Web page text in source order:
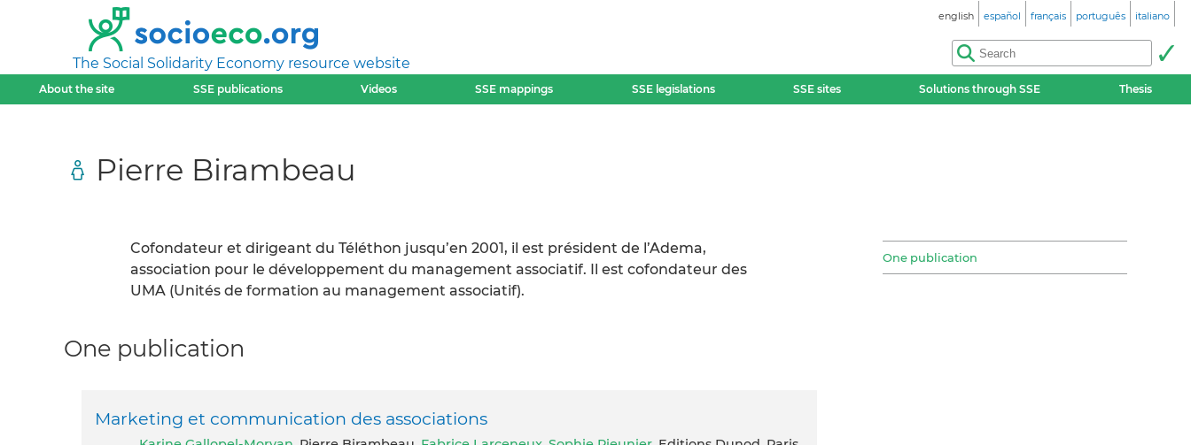
The Social Solidarity Economy resource website
english español français português italiano
About the site SSE publications Videos SSE mappings SSE legislations SSE sites Solutions through SSE Thesis
Pierre Birambeau
Cofondateur et dirigeant du Téléthon jusqu’en 2001, il est président de l’Adema,
association pour le développement du management associatif. Il est cofondateur des
UMA (Unités de formation au management associatif).
One publication
One publication
Marketing et communication des associations